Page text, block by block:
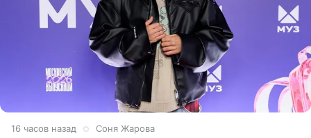
16 часов назад Соня Жарова